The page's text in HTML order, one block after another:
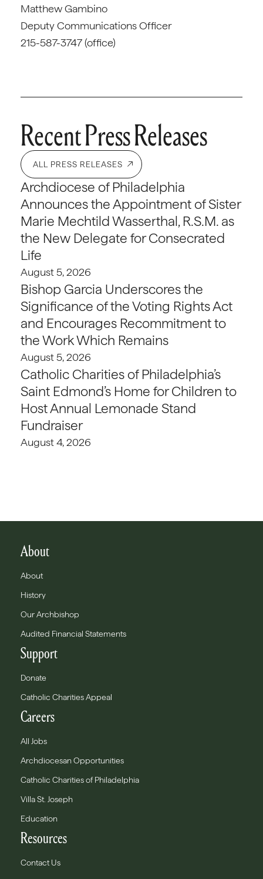
Matthew Gambino
Deputy Communications Officer
215-587-3747 (office)
Recent Press Releases
ALL PRESS RELEASES
Archdiocese of Philadelphia
Announces the Appointment of Sister
Marie Mechtild Wasserthal, R.S.M. as
the New Delegate for Consecrated
Life
August 5, 2026
Bishop Garcia Underscores the
Significance of the Voting Rights Act
and Encourages Recommitment to
the Work Which Remains
August 5, 2026
Catholic Charities of Philadelphia’s
Saint Edmond’s Home for Children to
Host Annual Lemonade Stand
Fundraiser
August 4, 2026
About
About
History
Our Archbishop
Audited Financial Statements
Support
Donate
Catholic Charities Appeal
Careers
All Jobs
Archdiocesan Opportunities
Catholic Charities of Philadelphia
Villa St. Joseph
Education
Resources
Contact Us